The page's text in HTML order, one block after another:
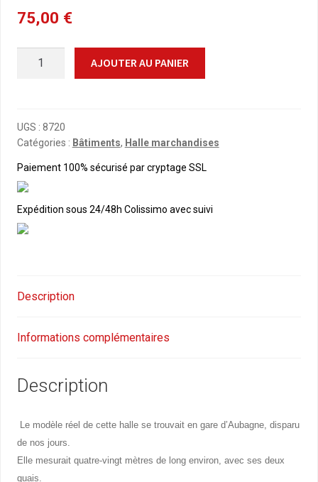
75,00 €
quantité
MARCHANDISE
PLM,
TYPE
AUBAGNE
AJOUTER AU PANIER
UGS : 8720
Catégories : Bâtiments, Halle marchandises
Paiement 100% sécurisé par cryptage SSL
Expédition sous 24/48h Colissimo avec suivi
Description
Informations complémentaires
Description
Le modèle réel de cette halle se trouvait en gare d’Aubagne, disparu
de nos jours.
Elle mesurait quatre-vingt mètres de long environ, avec ses deux
quais.